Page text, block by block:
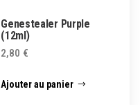
Genestealer Purple
(12ml)
2,80 €
Ajouter au panier